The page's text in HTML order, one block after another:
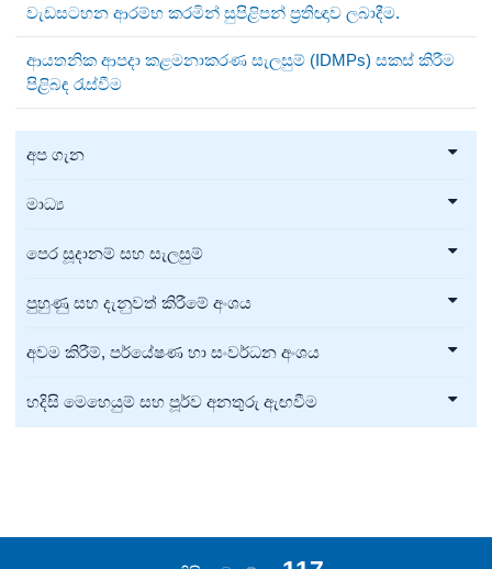
වැඩසටහන ආරම්භ කරමින් සුපිළිපන් ප්‍රතිඥාව ලබාදීම.
ආයතනික ආපදා කළමනාකරණ සැලසුම් (IDMPs) සකස් කිරීම
පිළිබඳ රැස්වීම
අප ගැන
මාධ්‍ය
පෙර සූදානම් සහ සැලසුම්
පුහුණු සහ දැනුවත් කිරීමේ අංශය
අවම කිරීම්, පර්යේෂණ හා සංවර්ධන අංශය
හදිසි මෙහෙයුම් සහ පූර්ව අනතුරු ඇඟවීම